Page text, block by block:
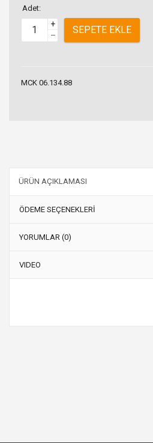
Adet:
+
–
SEPETE EKLE
MCK 06.134.88
ÜRÜN AÇIKLAMASI
ÖDEME SEÇENEKLERİ
YORUMLAR (0)
VIDEO